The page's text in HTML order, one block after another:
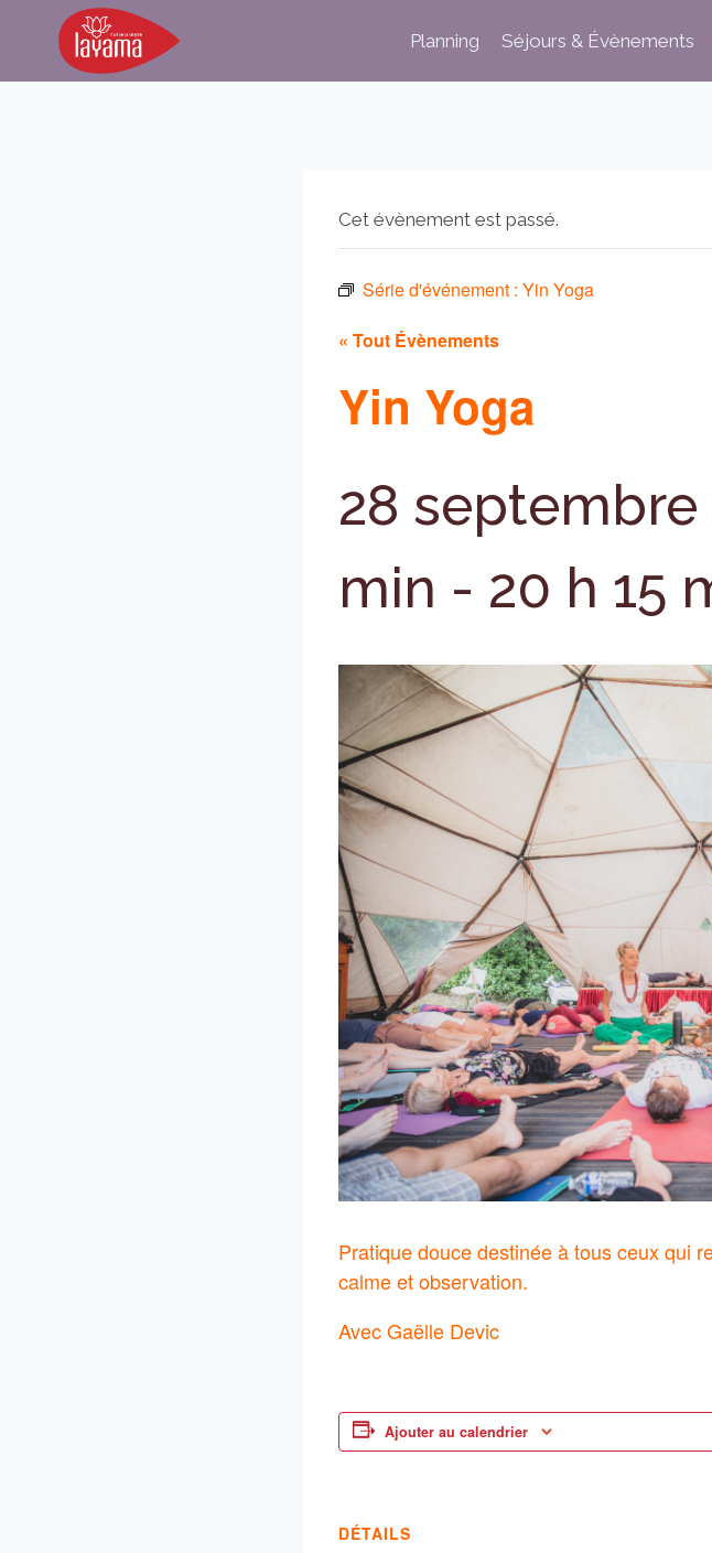
Planning Séjours & Évènements
Cet évènement est passé.
Série d'événement : Yin Yoga
« Tout Évènements
Yin Yoga
28 septembre
min - 20 h 15
Pratique douce destinée à tous ceux qui
calme et observation.
Avec Gaëlle Devic
Ajouter au calendrier
DÉTAILS